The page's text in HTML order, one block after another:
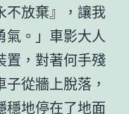
放棄』，讓我
氣。」車影大人
置，對著何手殘
從牆上脫落，
穩地停在了地面